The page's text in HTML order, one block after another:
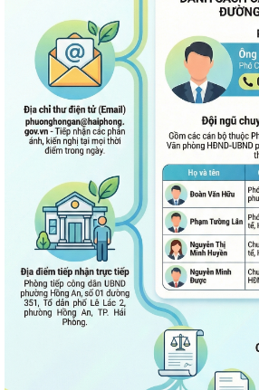
THỰC HIỆN MÔ HÌNH “TỔ DÂN PHỐ KHÔNG
ĐẶT TÊN 03 ĐƯỜNG, 05 PHỐ TRÊN ĐỊA BÀN
MỐC QUAN TRỌNG TRONG XÂY DỰNG ĐÔ
Thông báo kết quả Kỳ họp thứ 3 (Kỳ họp
HĐND thành phố khóa XVII, nhiệm kỳ...
PHƯỜNG HỒNG AN RA QUÂN TỔNG VỆ
TAY XÂY DỰNG ĐÔ THỊ SÁNG - XANH -
Quyết định về việc công bố Người phát ngôn
báo chí của Ủy ban nhân dân...
Quyết định về việc Ban hành Quy chế phát
cho báo chí của Ủy ban nhân dân...
Phường Hồng An ký kết Chương trình phối
thị số 17 về bảo đảm trật tự...